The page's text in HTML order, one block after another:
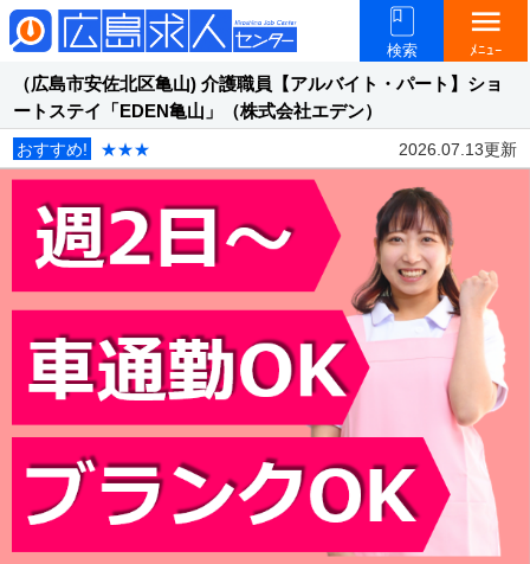
検索
menu
ﾒﾆｭｰ
（広島市安佐北区亀山) 介護職員【アルバイト・パート】ショ
ートステイ「EDEN亀山」（株式会社エデン）
おすすめ! ★★★ 2026.07.13更新